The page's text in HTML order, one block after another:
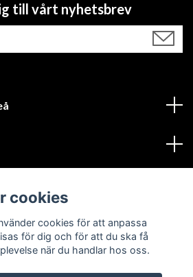
till vårt nyhetsbrev
cookies
cookies för att anpassa
för dig och för att du ska få
när du handlar hos oss.